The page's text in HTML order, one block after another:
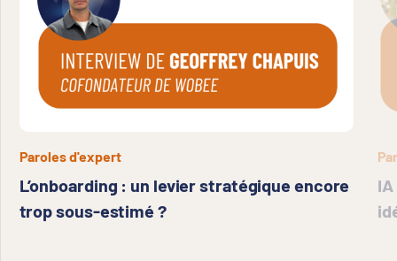
Paroles d'expert
L’onboarding : un levier stratégique encore
trop sous-estimé ?